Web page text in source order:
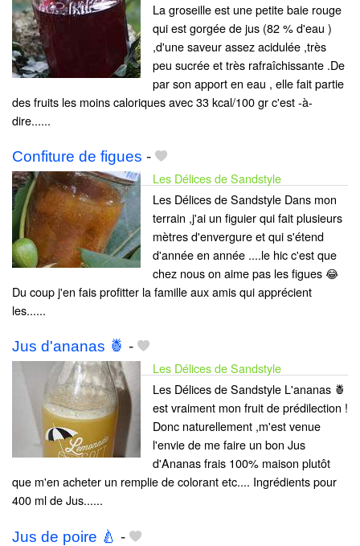
La groseille est une petite baie rouge
qui est gorgée de jus (82 % d'eau )
,d'une saveur assez acidulée ,très
peu sucrée et très rafraîchissante .De
par son apport en eau , elle fait partie
des fruits les moins caloriques avec 33 kcal/100 gr c'est -à-
dire......
Confiture de figues -
Les Délices de Sandstyle
Les Délices de Sandstyle Dans mon
terrain ,j'ai un figuier qui fait plusieurs
mètres d'envergure et qui s'étend
d'année en année ....le hic c'est que
chez nous on aime pas les figues 😂
Du coup j'en fais profitter la famille aux amis qui apprécient
les......
Jus d'ananas 🍍 -
Les Délices de Sandstyle
Les Délices de Sandstyle L'ananas 🍍
est vraiment mon fruit de prédilection !
Donc naturellement ,m'est venue
l'envie de me faire un bon Jus
d'Ananas frais 100% maison plutôt
que m'en acheter un remplie de colorant etc.... Ingrédients pour
400 ml de Jus......
Jus de poire 🍐 -